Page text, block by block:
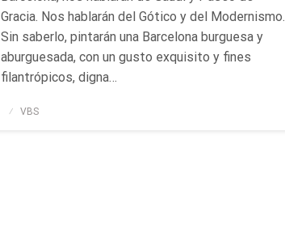
Gracia. Nos hablarán del Gótico y del Modernismo.
Sin saberlo, pintarán una Barcelona burguesa y
aburguesada, con un gusto exquisito y fines
filantrópicos, digna…
Publicado
VBS